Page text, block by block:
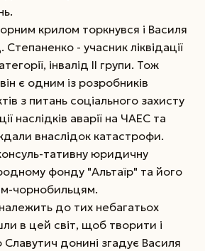
крилом торкнувся і Василя
- учасник ліквідації
інвалід ІІ групи. Тож
є одним із розробників
з питань соціального захисту
наслідків аварії на ЧАЕС та
внаслідок катастрофи.
тативну юридичну
фонду "Альтаїр" та його
чорнобильцям.
до тих небагатьох
в цей світ, щоб творити і
донині згадує Василя